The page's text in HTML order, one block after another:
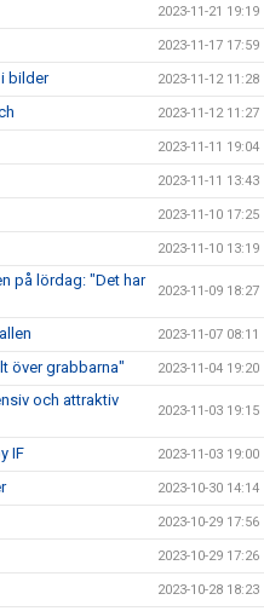
2023-11-21 19:19
2023-11-17 17:59
bilder 2023-11-12 11:28
2023-11-12 11:27
2023-11-11 19:04
2023-11-11 13:43
2023-11-10 17:25
2023-11-10 13:19
på lördag: "Det har
2023-11-09 18:27
2023-11-07 08:11
över grabbarna" 2023-11-04 19:20
och attraktiv
2023-11-03 19:15
IF 2023-11-03 19:00
2023-10-30 14:14
2023-10-29 17:56
2023-10-29 17:26
2023-10-28 18:23